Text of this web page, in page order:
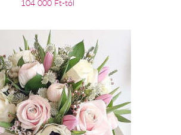
104 000 Ft-tól